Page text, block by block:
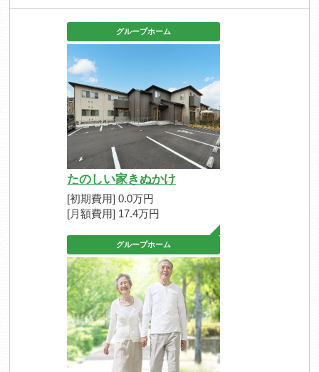
グループホーム
たのしい家きぬかけ
[初期費用] 0.0万円
[月額費用] 17.4万円
グループホーム